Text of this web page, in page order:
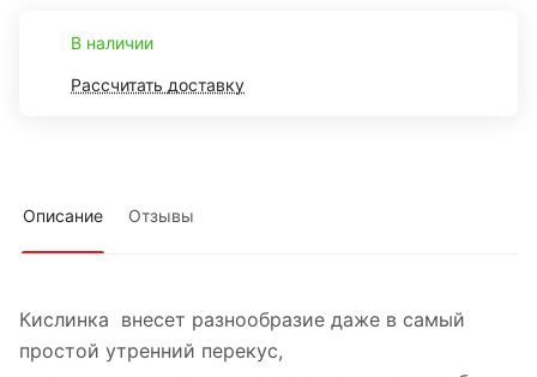
В наличии
Рассчитать доставку
Описание Отзывы
Кислинка внесет разнообразие даже в самый
простой утренний перекус,